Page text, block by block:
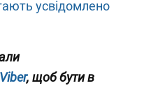
усвідомлено
Viber, щоб бути в